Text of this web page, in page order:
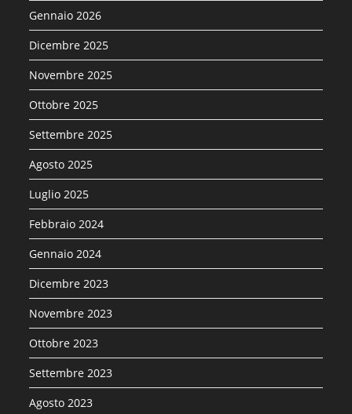
Gennaio 2026
Dicembre 2025
Novembre 2025
Ottobre 2025
Settembre 2025
Agosto 2025
Luglio 2025
Febbraio 2024
Gennaio 2024
Dicembre 2023
Novembre 2023
Ottobre 2023
Settembre 2023
Agosto 2023